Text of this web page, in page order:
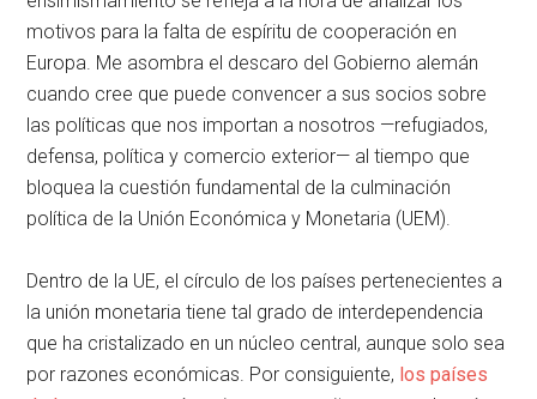
motivos para la falta de espíritu de cooperación en
Europa. Me asombra el descaro del Gobierno alemán
cuando cree que puede convencer a sus socios sobre
las políticas que nos importan a nosotros —refugiados,
defensa, política y comercio exterior— al tiempo que
bloquea la cuestión fundamental de la culminación
política de la Unión Económica y Monetaria (UEM).
Dentro de la UE, el círculo de los países pertenecientes a
la unión monetaria tiene tal grado de interdependencia
que ha cristalizado en un núcleo central, aunque solo sea
por razones económicas. Por consiguiente, los países